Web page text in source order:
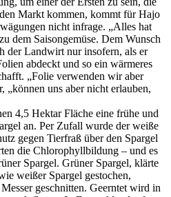
Markt kommen, kommt für Hajo
nicht infrage. „Alles hat
dem Saisongemüse. Dem Wunsch
der Landwirt nur insofern, als er
abdeckt und so ein wärmeres
„Folie verwenden wir aber
„können uns aber nicht erlauben,
4,5 Hektar Fläche eine frühe und
an. Per Zufall wurde der weiße
gegen Tierfraß über den Spargel
die Chlorophyllbildung – und es
Spargel. Grüner Spargel, klärte
weißer Spargel gestochen,
geschnitten. Geerntet wird in